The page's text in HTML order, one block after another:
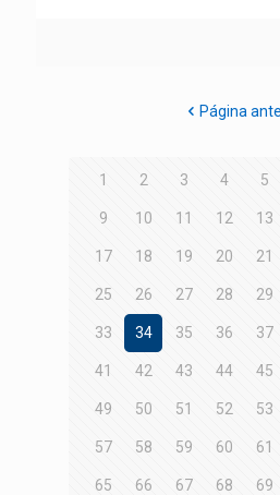
Página
1 2 3 4 5
9 10 11 12 13
17 18 19 20 21
25 26 27 28 29
33 34 35 36 37
41 42 43 44 45
49 50 51 52 53
57 58 59 60 61
65 66 67 68 69